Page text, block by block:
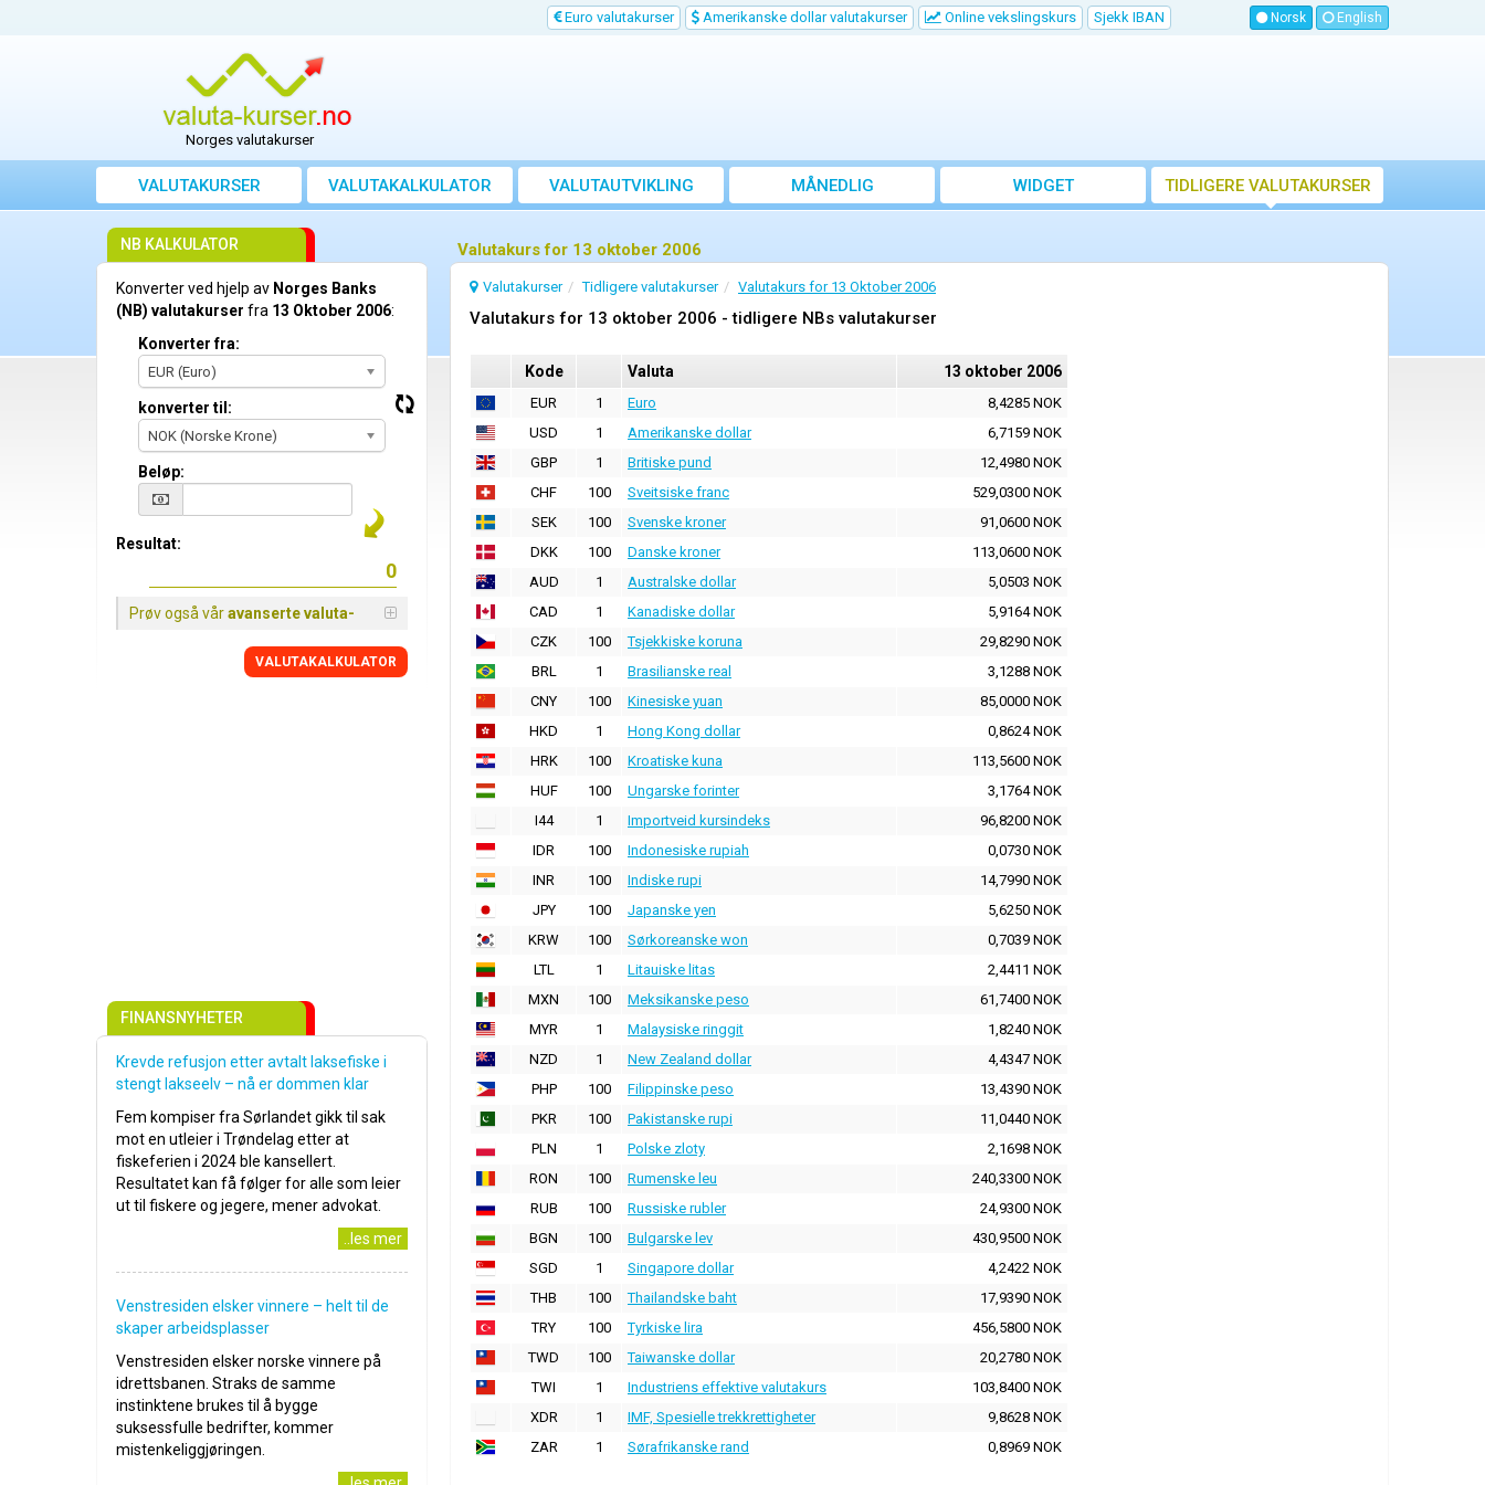
Euro valutakurser Amerikanske dollar valutakurser Online vekslingskurs Sjekk IBAN Norsk English
Norges valutakurser
VALUTAKURSER VALUTAKALKULATOR VALUTAUTVIKLING
MÅNEDLIG
GJENNOMSNITTSKURS
WIDGET TIDLIGERE VALUTAKURSER
Valutakurs for 13 oktober 2006
Valutakurser Tidligere valutakurser Valutakurs for 13 Oktober 2006
Valutakurs for 13 oktober 2006 - tidligere NBs valutakurser
Kode Valuta 13 oktober 2006
EUR 1 Euro
8,4285 NOK
USD
1 Amerikanske dollar
6,7159 NOK
GBP
1 Britiske pund
12,4980 NOK
CHF
100 Sveitsiske franc
529,0300 NOK
SEK
100 Svenske kroner
91,0600 NOK
DKK
100 Danske kroner
113,0600 NOK
AUD
1 Australske dollar
5,0503 NOK
CAD
1 Kanadiske dollar
5,9164 NOK
CZK
100 Tsjekkiske koruna
29,8290 NOK
BRL
1 Brasilianske real
3,1288 NOK
CNY
100 Kinesiske yuan
85,0000 NOK
HKD
1 Hong Kong dollar
0,8624 NOK
HRK
100 Kroatiske kuna
113,5600 NOK
HUF
100 Ungarske forinter
3,1764 NOK
I44
1 Importveid kursindeks
96,8200 NOK
IDR
100 Indonesiske rupiah
0,0730 NOK
INR
100 Indiske rupi
14,7990 NOK
JPY
100 Japanske yen
5,6250 NOK
KRW
100 Sørkoreanske won
0,7039 NOK
LTL
1 Litauiske litas
2,4411 NOK
MXN
100 Meksikanske peso
61,7400 NOK
MYR
1 Malaysiske ringgit
1,8240 NOK
NZD
1 New Zealand dollar
4,4347 NOK
PHP
100 Filippinske peso
13,4390 NOK
PKR
100 Pakistanske rupi
11,0440 NOK
PLN
1 Polske zloty
2,1698 NOK
RON
100 Rumenske leu
240,3300 NOK
RUB
100 Russiske rubler
24,9300 NOK
BGN
100 Bulgarske lev
430,9500 NOK
SGD
1 Singapore dollar
4,2422 NOK
THB
100 Thailandske baht
17,9390 NOK
TRY
100 Tyrkiske lira
456,5800 NOK
TWD
100 Taiwanske dollar
20,2780 NOK
TWI
1 Industriens effektive valutakurs
103,8400 NOK
XDR
1 IMF, Spesielle trekkrettigheter
9,8628 NOK
ZAR
1 Sørafrikanske rand 0,8969 NOK
NB KALKULATOR
Konverter ved hjelp av Norges Banks
(NB) valutakurser fra 13 Oktober 2006:
Konverter fra:
EUR (Euro)
konverter til:
NOK (Norske Krone)
Beløp:
Resultat:
Prøv også våravanserte valuta-
VALUTAKALKULATOR
FINANSNYHETER
Krevde refusjon etter avtalt laksefiske i
stengt lakseelv – nå er dommen klar
Fem kompiser fra Sørlandet gikk til sak
mot en utleier i Trøndelag etter at
fiskeferien i 2024 ble kansellert.
Resultatet kan få følger for alle som leier
ut til fiskere og jegere, mener advokat.
..les mer
Venstresiden elsker vinnere – helt til de
skaper arbeidsplasser
Venstresiden elsker norske vinnere på
idrettsbanen. Straks de samme
instinktene brukes til å bygge
suksessfulle bedrifter, kommer
mistenkeliggjøringen.